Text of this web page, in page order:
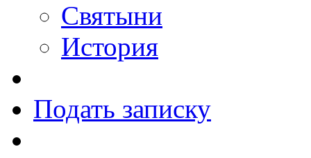
Святыни
История
Подать записку